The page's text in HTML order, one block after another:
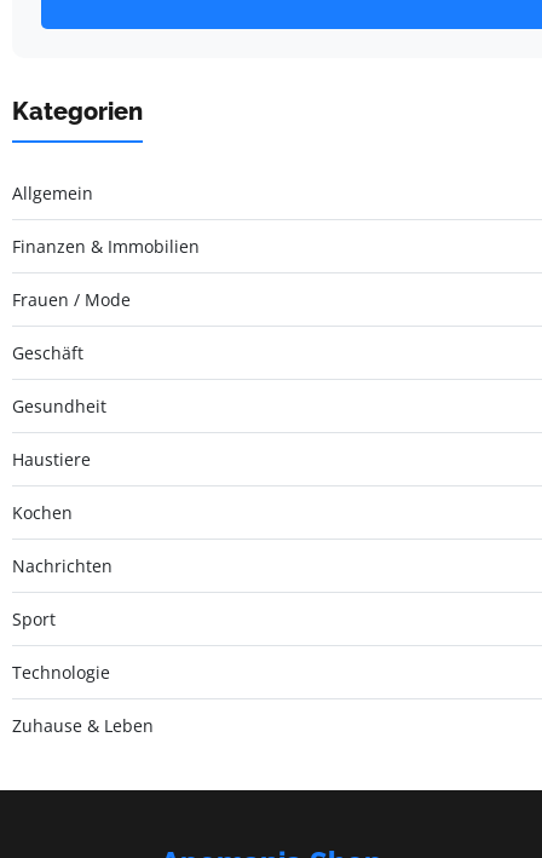
Kategorien
Allgemein
Finanzen & Immobilien
Frauen / Mode
Geschäft
Gesundheit
Haustiere
Kochen
Nachrichten
Sport
Technologie
Zuhause & Leben